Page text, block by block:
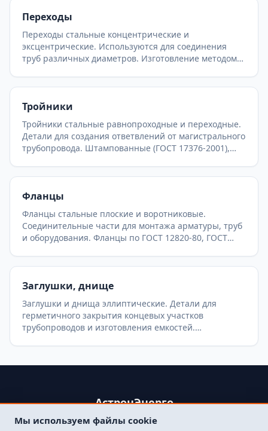
Переходы
Переходы стальные концентрические и
эксцентрические. Используются для соединения
труб различных диаметров. Изготовление методом
Тройники
Тройники стальные равнопроходные и переходные.
Детали для создания ответвлений от магистрального
трубопровода. Штампованные (ГОСТ 17376-2001),
Фланцы
Фланцы стальные плоские и воротниковые.
Соединительные части для монтажа арматуры, труб
и оборудования. Фланцы по ГОСТ 12820-80, ГОСТ
Заглушки, днище
Заглушки и днища эллиптические. Детали для
герметичного закрытия концевых участков
трубопроводов и изготовления емкостей.
ОСТ).
АстронЭнерго
+79250499357 , +74998417015
Мы используем файлы cookie